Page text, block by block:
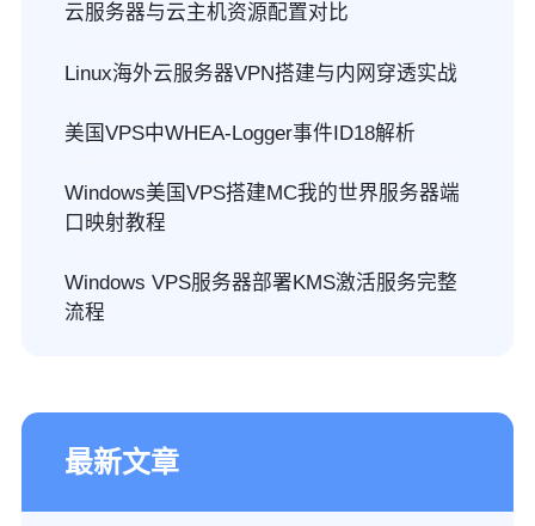
云服务器与云主机资源配置对比
Linux海外云服务器VPN搭建与内网穿透实战
美国VPS中WHEA-Logger事件ID18解析
Windows美国VPS搭建MC我的世界服务器端
口映射教程
Windows VPS服务器部署KMS激活服务完整
流程
最新文章